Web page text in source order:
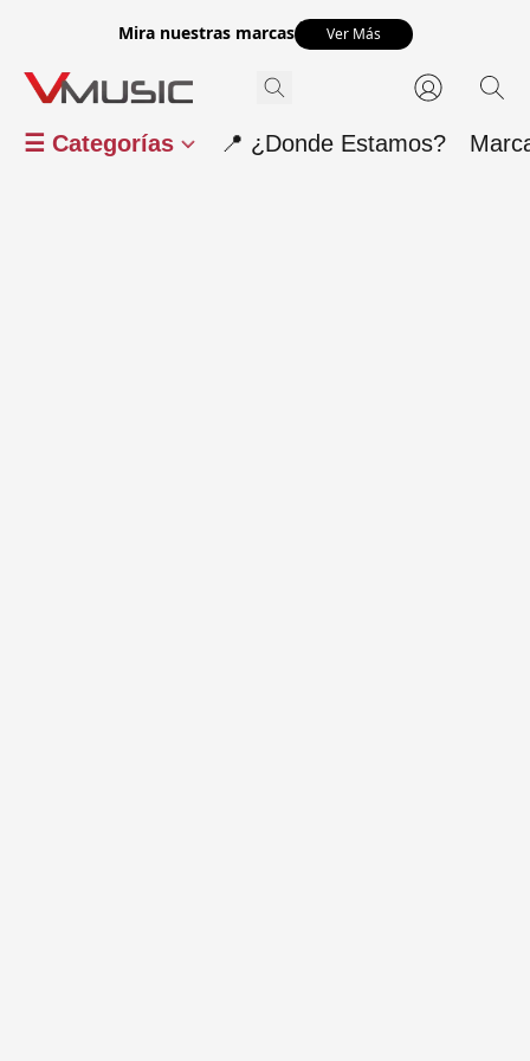
Mira nuestras marcas Ver Más
☰ Categorías 📍 ¿Donde Estamos?